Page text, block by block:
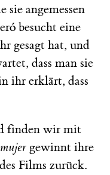
angemessen
besucht eine
gesagt hat, und
dass man sie
ihr erklärt, dass
finden wir mit
gewinnt ihre
Films zurück.